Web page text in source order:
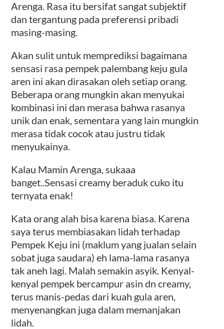
Arenga. Rasa itu bersifat sangat subjektif
dan tergantung pada preferensi pribadi
masing-masing.
Akan sulit untuk memprediksi bagaimana
sensasi rasa pempek palembang keju gula
aren ini akan dirasakan oleh setiap orang.
Beberapa orang mungkin akan menyukai
kombinasi ini dan merasa bahwa rasanya
unik dan enak, sementara yang lain mungkin
merasa tidak cocok atau justru tidak
menyukainya.
Kalau Mamin Arenga, sukaaa
banget..Sensasi creamy beraduk cuko itu
ternyata enak!
Kata orang alah bisa karena biasa. Karena
saya terus membiasakan lidah terhadap
Pempek Keju ini (maklum yang jualan selain
sobat juga saudara) eh lama-lama rasanya
tak aneh lagi. Malah semakin asyik. Kenyal-
kenyal pempek bercampur asin dn creamy,
terus manis-pedas dari kuah gula aren,
menyenangkan juga dalam memanjakan
lidah.